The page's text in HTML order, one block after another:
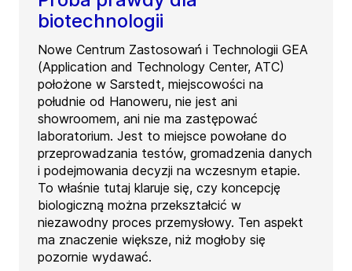
biotechnologii
Nowe Centrum Zastosowań i Technologii GEA
(Application and Technology Center, ATC)
położone w Sarstedt, miejscowości na
południe od Hanoweru, nie jest ani
showroomem, ani nie ma zastępować
laboratorium. Jest to miejsce powołane do
przeprowadzania testów, gromadzenia danych
i podejmowania decyzji na wczesnym etapie.
To właśnie tutaj klaruje się, czy koncepcję
biologiczną można przekształcić w
niezawodny proces przemysłowy. Ten aspekt
ma znaczenie większe, niż mogłoby się
pozornie wydawać.